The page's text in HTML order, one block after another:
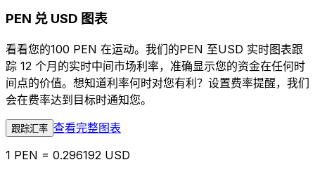
PEN 兑 USD 图表
看看您的100 PEN 在运动。我们的PEN 至USD 实时图表跟
踪 12 个月的实时中间市场利率，准确显示您的资金在任何时
间点的价值。想知道利率何时对您有利？设置费率提醒，我们
会在费率达到目标时通知您。
跟踪汇率 查看完整图表
1 PEN = 0.296192 USD